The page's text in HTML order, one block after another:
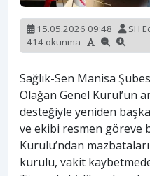
15.05.2026 09:48 SH
414 okunma
Sağlık-Sen Manisa
Olağan Genel Kurul’un
desteğiyle yeniden
ve ekibi resmen göreve
Kurulu’ndan
kurulu, vakit